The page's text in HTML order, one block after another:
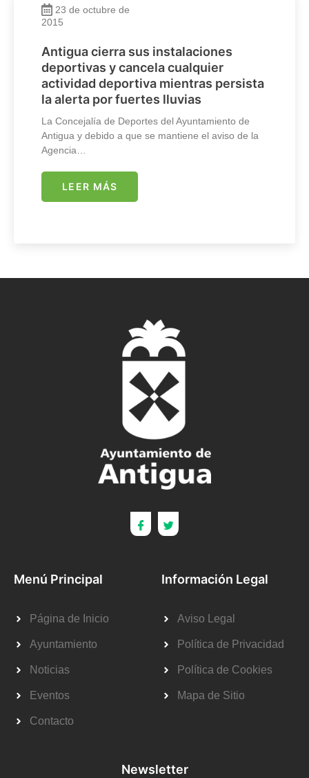
23 de octubre de
2015
Antigua cierra sus instalaciones
deportivas y cancela cualquier
actividad deportiva mientras persista
la alerta por fuertes lluvias
La Concejalía de Deportes del Ayuntamiento de
Antigua y debido a que se mantiene el aviso de la
Agencia…
LEER MÁS
Menú Principal
Página de Inicio
Ayuntamiento
Noticias
Eventos
Contacto
Información Legal
Aviso Legal
Política de Privacidad
Política de Cookies
Mapa de Sitio
Newsletter